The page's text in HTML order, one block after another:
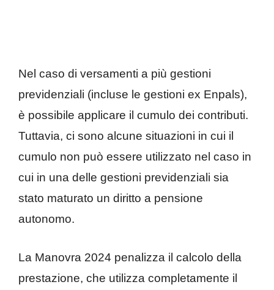
Nel caso di versamenti a più gestioni
previdenziali (incluse le gestioni ex Enpals),
è possibile applicare il cumulo dei contributi.
Tuttavia, ci sono alcune situazioni in cui il
cumulo non può essere utilizzato nel caso in
cui in una delle gestioni previdenziali sia
stato maturato un diritto a pensione
autonomo.
La Manovra 2024 penalizza il calcolo della
prestazione, che utilizza completamente il